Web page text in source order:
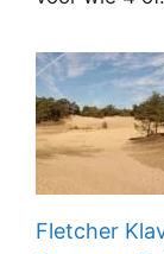
Fletcher